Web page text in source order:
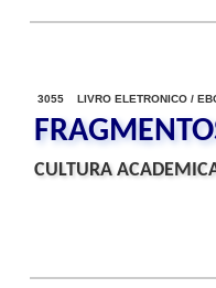
3055 LIVRO ELETRONICO /
CULTURA